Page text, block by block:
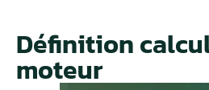
Définition
moteur